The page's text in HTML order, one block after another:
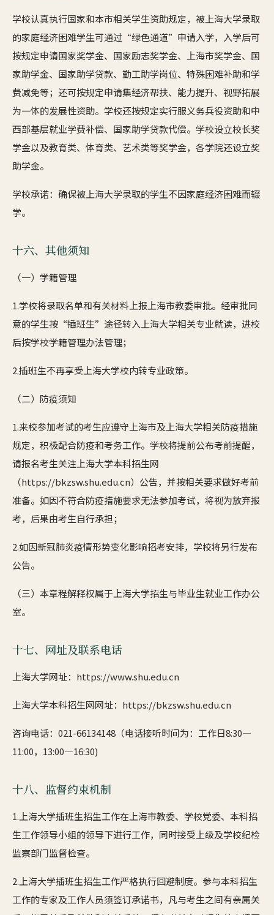
学校认真执行国家和本市相关学生资助规定，被上海大学录取
的家庭经济困难学生可通过“绿色通道”申请入学，入学后可
按规定申请国家奖学金、国家励志奖学金、上海市奖学金、国
家助学金、国家助学贷款、勤工助学岗位、特殊困难补助和学
费减免等；还可按规定申请集经济帮扶、能力提升、视野拓展
为一体的发展性资助。学校还按规定实行服义务兵役资助和中
西部基层就业学费补偿、国家助学贷款代偿。学校设立校长奖
学金以及教育类、体育类、艺术类等奖学金，各学院还设立奖
助学金。
学校承诺：确保被上海大学录取的学生不因家庭经济困难而辍
学。
十六、其他须知
（一）学籍管理
1.学校将录取名单和有关材料上报上海市教委审批。经审批同
意的学生按“插班生”途径转入上海大学相关专业就读，进校
后按学校学籍管理办法管理；
2.插班生不再享受上海大学校内转专业政策。
（二）防疫须知
1.来校参加考试的考生应遵守上海市及上海大学相关防疫措施
规定，积极配合防疫和考务工作。学校将提前公布考前提醒，
请报名考生关注上海大学本科招生网
（https://bkzsw.shu.edu.cn）公告，并按相关要求做好考前
准备。如因不符合防疫措施要求无法参加考试，将视为放弃报
考，后果由考生自行承担；
2.如因新冠肺炎疫情形势变化影响招考安排，学校将另行发布
公告。
（三）本章程解释权属于上海大学招生与毕业生就业工作办公
室。
十七、网址及联系电话
上海大学网址：https://www.shu.edu.cn
上海大学本科招生网网址：https://bkzsw.shu.edu.cn
咨询电话：021-66134148（电话接听时间为：工作日8:30—
11:00，13:00—16:30)
十八、监督约束机制
1.上海大学插班生招生工作在上海市教委、学校党委、本科招
生工作领导小组的领导下进行工作，同时接受上级及学校纪检
监察部门监督检查。
2.上海大学插班生招生工作严格执行回避制度。参与本科招生
工作的专家及工作人员须签订承诺书，凡与考生之间有亲属关